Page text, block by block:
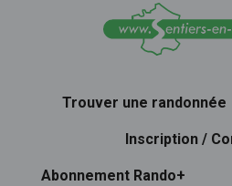
Trouver une randonnée
Inscription /
Abonnement Rando+